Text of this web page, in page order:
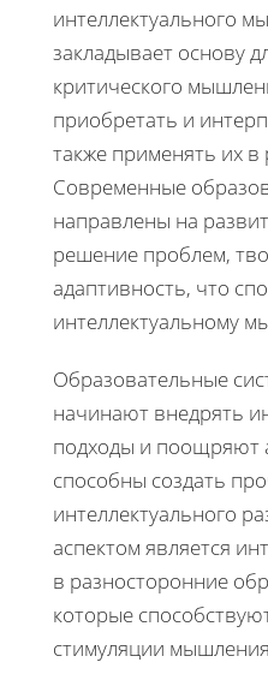
интеллектуального
закладывает основу
критического
приобретать и
также применять их
Современные
направлены на
решение проблем,
адаптивность, что
интеллектуальному
Образовательные
начинают внедрять
подходы и поощряют
способны создать
интеллектуального
аспектом является
в разносторонние
которые
стимуляции